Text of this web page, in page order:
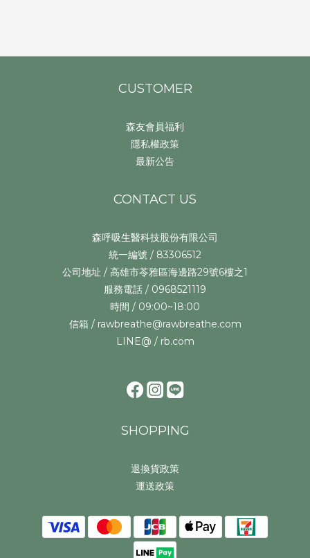
CUSTOMER
森友會員福利
隱私權政策
最新公告
CONTACT US
森呼吸生醫科技股份有限公司
統一編號 / 83306512
公司地址 / 高雄市苓雅區海邊路29號6樓之1
服務電話 / 0968521119
時間 / 09:00~18:00
信箱 / rawbreathe@rawbreathe.com
LINE@ / rb.com
SHOPPING
退換貨政策
運送政策